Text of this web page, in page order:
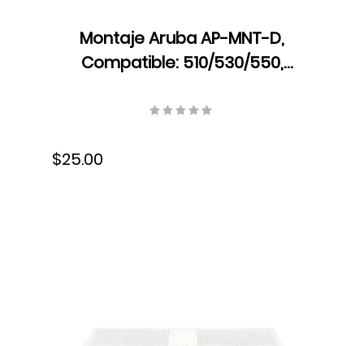
Montaje Aruba AP-MNT-D,
Compatible: 510/530/550,
$25.00